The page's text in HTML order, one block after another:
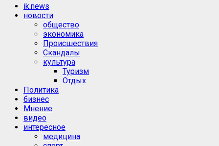
Основное
меню
ik.news
новости
общество
экономика
Происшествия
Скандалы
культура
Туризм
Отдых
Политика
бизнес
Мнение
видео
интересное
медицина